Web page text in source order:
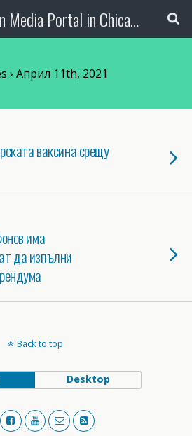
The Bulgarian Media Portal in Chicago
› Април 11th, 2021
ваксина срещу
има
да изпълни
Back to top
Desktop